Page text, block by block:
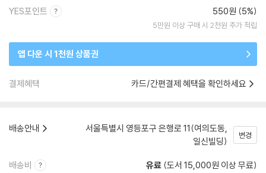
YES포인트 550원 (5%)
5만원 이상 구매 시 2천원 추가 적립
앱 다운 시 1천원 상품권
결제혜택 카드/간편결제 혜택을 확인하세요
배송안내
서울특별시 영등포구 은행로 11(여의도동,
일신빌딩)
변경
배송비 유료 (도서 15,000원 이상 무료)